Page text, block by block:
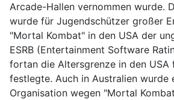
Arcade-Hallen vernommen wurde.
wurde für Jugendschützer großer
"Mortal Kombat" in den USA der
ESRB (Entertainment Software
fortan die Altersgrenze in den USA
festlegte. Auch in Australien wurde
Organisation wegen "Mortal